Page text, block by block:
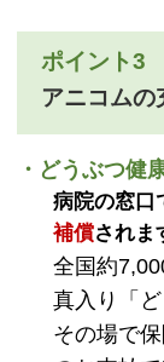
ポイント3
アニコムの
・どうぶつ健
病院の窓口
補償されま
全国約
真入り「
その場で